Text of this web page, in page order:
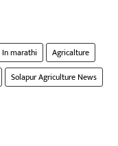
marathi
Agricalture
Solapur Agriculture News